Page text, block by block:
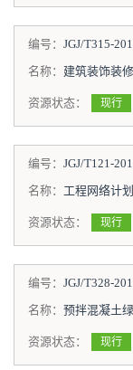
编号： JGJ/T315-
名称： 建筑装饰装
资源状态： 现行
编号： JGJ/T121-
名称： 工程网络计
资源状态： 现行
编号： JGJ/T328-
名称： 预拌混凝土
资源状态： 现行